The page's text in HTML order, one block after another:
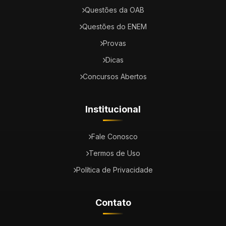
Questões da OAB
Questões do ENEM
Provas
Dicas
Concursos Abertos
Institucional
Fale Conosco
Termos de Uso
Política de Privacidade
Contato